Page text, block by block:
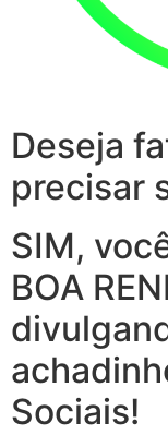
Deseja
precisar
SIM,
BOA
Sociais!